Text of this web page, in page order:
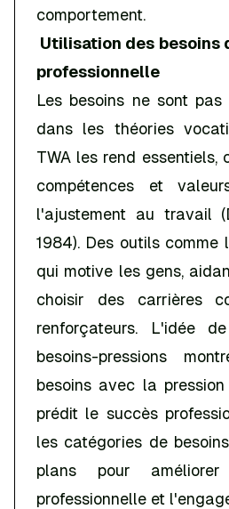
comportement.
Utilisation des besoins
professionnelle
Les besoins ne sont
dans les théories
TWA les rend essentiels,
compétences et
l'ajustement au travail
1984). Des outils comme
qui motive les gens,
choisir des carrières
renforçateurs. L'idée
besoins-pressions
besoins avec la
prédit le succès
les catégories de
plans pour
professionnelle et